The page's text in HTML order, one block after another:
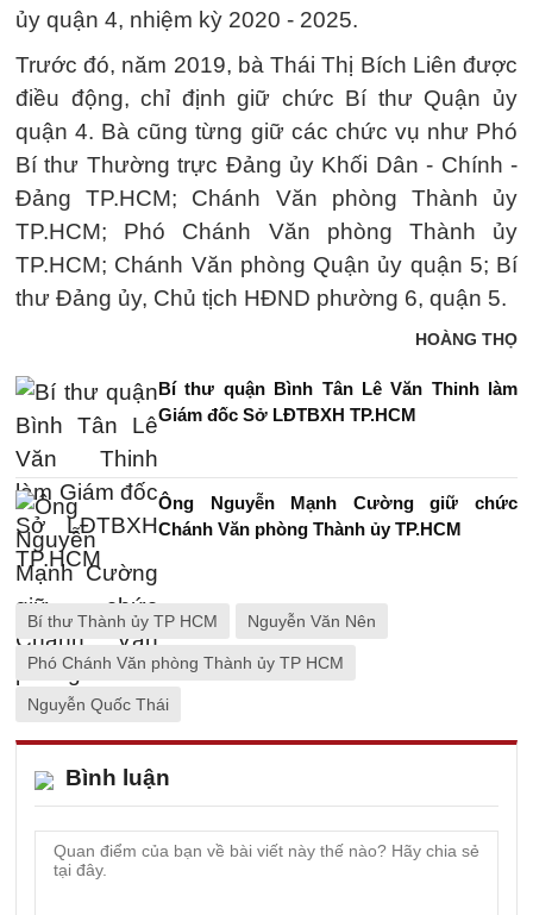
ủy quận 4, nhiệm kỳ 2020 - 2025.
Trước đó, năm 2019, bà Thái Thị Bích Liên được
điều động, chỉ định giữ chức Bí thư Quận ủy
quận 4. Bà cũng từng giữ các chức vụ như Phó
Bí thư Thường trực Đảng ủy Khối Dân - Chính -
Đảng TP.HCM; Chánh Văn phòng Thành ủy
TP.HCM; Phó Chánh Văn phòng Thành ủy
TP.HCM; Chánh Văn phòng Quận ủy quận 5; Bí
thư Đảng ủy, Chủ tịch HĐND phường 6, quận 5.
HOÀNG THỌ
Bí thư quận Bình Tân Lê Văn Thinh làm
Giám đốc Sở LĐTBXH TP.HCM
Ông Nguyễn Mạnh Cường giữ chức
Chánh Văn phòng Thành ủy TP.HCM
Bí thư Thành ủy TP HCM Nguyễn Văn Nên
Phó Chánh Văn phòng Thành ủy TP HCM
Nguyễn Quốc Thái
Bình luận